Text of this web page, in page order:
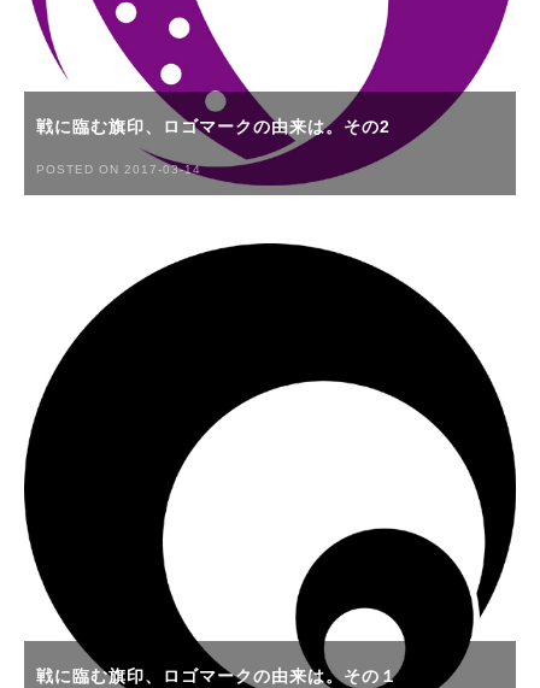
戦に臨む旗印、ロゴマークの由来は。その2
POSTED ON 2017-03-14
戦に臨む旗印、ロゴマークの由来は。その１